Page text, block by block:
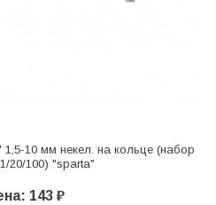
10 мм некел. на кольце (набор
20/100) "sparta"
143 ₽